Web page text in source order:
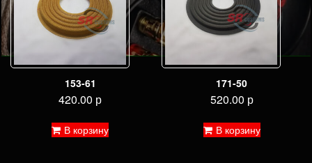
153-61
420.00 р
В корзину
171-50
520.00 р
В корзину